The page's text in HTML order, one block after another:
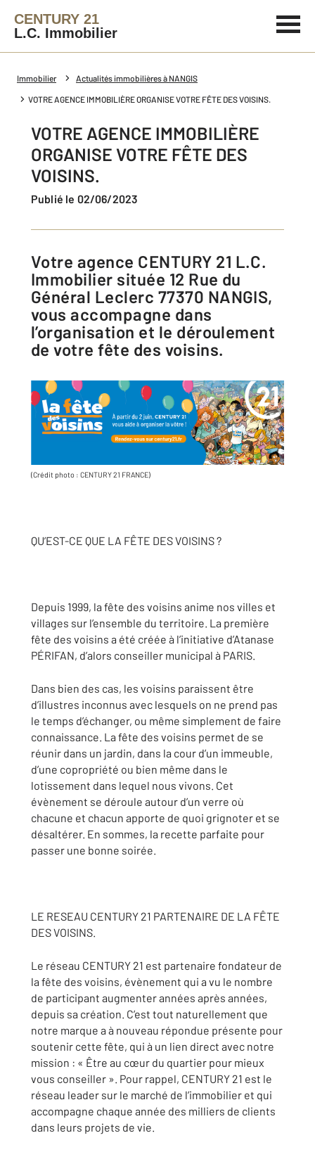
CENTURY 21
L.C. Immobilier
Immobilier Actualités immobilières à NANGIS
VOTRE AGENCE IMMOBILIÈRE ORGANISE VOTRE FÊTE DES VOISINS.
VOTRE AGENCE IMMOBILIÈRE
ORGANISE VOTRE FÊTE DES
VOISINS.
Publié le 02/06/2023
Votre agence CENTURY 21 L.C.
Immobilier située 12 Rue du
Général Leclerc 77370 NANGIS,
vous accompagne dans
l’organisation et le déroulement
de votre fête des voisins.
(Crédit photo : CENTURY 21 FRANCE)
QU’EST-CE QUE LA FÊTE DES VOISINS ?
Depuis 1999, la fête des voisins anime nos villes et
villages sur l’ensemble du territoire. La première
fête des voisins a été créée à l’initiative d’Atanase
PÉRIFAN, d’alors conseiller municipal à PARIS.
Dans bien des cas, les voisins paraissent être
d’illustres inconnus avec lesquels on ne prend pas
le temps d’échanger, ou même simplement de faire
connaissance. La fête des voisins permet de se
réunir dans un jardin, dans la cour d’un immeuble,
d’une copropriété ou bien même dans le
lotissement dans lequel nous vivons. Cet
évènement se déroule autour d’un verre où
chacune et chacun apporte de quoi grignoter et se
désaltérer. En sommes, la recette parfaite pour
passer une bonne soirée.
LE RESEAU CENTURY 21 PARTENAIRE DE LA FÊTE
DES VOISINS.
Le réseau CENTURY 21 est partenaire fondateur de
la fête des voisins, évènement qui a vu le nombre
de participant augmenter années après années,
depuis sa création. C’est tout naturellement que
notre marque a à nouveau répondue présente pour
soutenir cette fête, qui à un lien direct avec notre
mission : « Être au cœur du quartier pour mieux
vous conseiller ». Pour rappel, CENTURY 21 est le
réseau leader sur le marché de l’immobilier et qui
accompagne chaque année des milliers de clients
dans leurs projets de vie.